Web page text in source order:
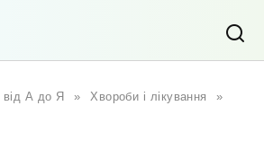
від А до Я » Хвороби і лікування
»